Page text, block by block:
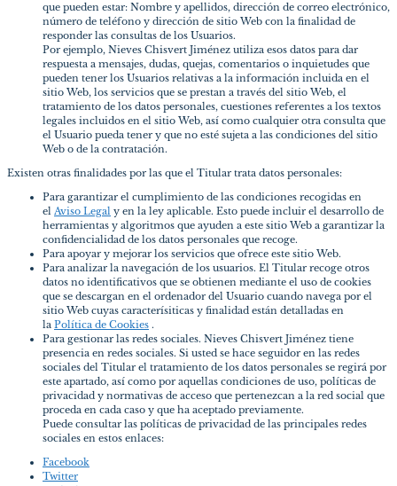
que pueden estar: Nombre y apellidos, dirección de correo electrónico,
número de teléfono y dirección de sitio Web con la finalidad de
responder las consultas de los Usuarios.
Por ejemplo, Nieves Chisvert Jiménez utiliza esos datos para dar
respuesta a mensajes, dudas, quejas, comentarios o inquietudes que
pueden tener los Usuarios relativas a la información incluida en el
sitio Web, los servicios que se prestan a través del sitio Web, el
tratamiento de los datos personales, cuestiones referentes a los textos
legales incluidos en el sitio Web, así como cualquier otra consulta que
el Usuario pueda tener y que no esté sujeta a las condiciones del sitio
Web o de la contratación.
Existen otras finalidades por las que el Titular trata datos personales:
Para garantizar el cumplimiento de las condiciones recogidas en
el Aviso Legal y en la ley aplicable. Esto puede incluir el desarrollo de
herramientas y algoritmos que ayuden a este sitio Web a garantizar la
confidencialidad de los datos personales que recoge.
Para apoyar y mejorar los servicios que ofrece este sitio Web.
Para analizar la navegación de los usuarios. El Titular recoge otros
datos no identificativos que se obtienen mediante el uso de cookies
que se descargan en el ordenador del Usuario cuando navega por el
sitio Web cuyas caracterísiticas y finalidad están detalladas en
la Política de Cookies .
Para gestionar las redes sociales. Nieves Chisvert Jiménez tiene
presencia en redes sociales. Si usted se hace seguidor en las redes
sociales del Titular el tratamiento de los datos personales se regirá por
este apartado, así como por aquellas condiciones de uso, políticas de
privacidad y normativas de acceso que pertenezcan a la red social que
proceda en cada caso y que ha aceptado previamente.
Puede consultar las políticas de privacidad de las principales redes
sociales en estos enlaces:
Facebook
Twitter